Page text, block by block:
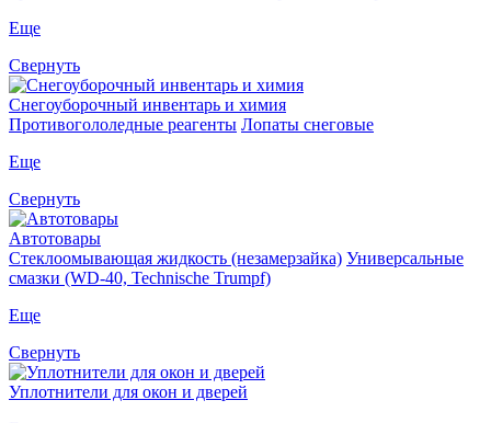
Еще
Свернуть
Снегоуборочный инвентарь и химия
Противогололедные реагенты Лопаты снеговые
Еще
Свернуть
Автотовары
Стеклоомывающая жидкость (незамерзайка) Универсальные
смазки (WD-40, Technische Trumpf)
Еще
Свернуть
Уплотнители для окон и дверей